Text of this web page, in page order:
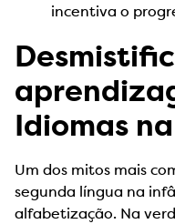
incentiva o
Idiomas
Um dos mitos mais
segunda língua na
alfabetização. Na